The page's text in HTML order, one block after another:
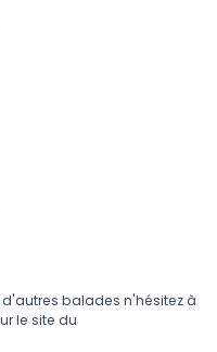
balades n'hésitez à
le site du